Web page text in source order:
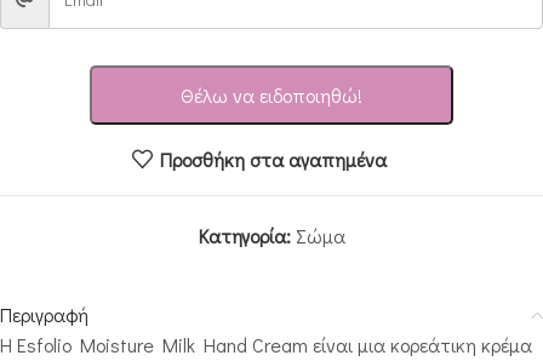
Θέλω να ειδοποιηθώ!
Προσθήκη στα αγαπημένα
Κατηγορία: Σώμα
Περιγραφή
Η Esfolio Moisture Milk Hand Cream είναι μια κορεάτικη κρέμα